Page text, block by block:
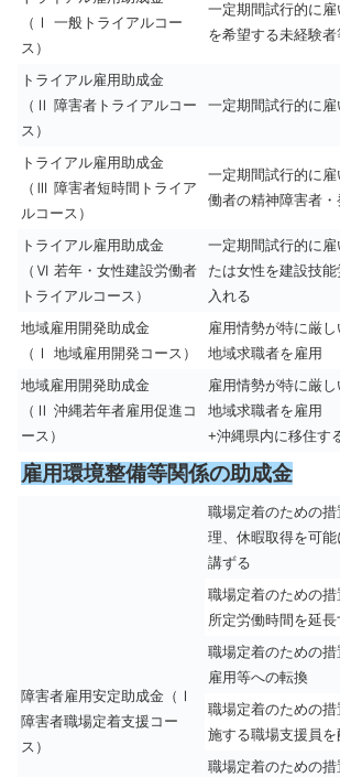
（Ⅰ 一般トライアルコー
ス）
一定期間試行的に
を希望する未経験者
トライアル雇用助成金
（Ⅱ 障害者トライアルコー
ス）
一定期間試行的に
トライアル雇用助成金
（Ⅲ 障害者短時間トライア
ルコース）
一定期間試行的に
働者の精神障害者
トライアル雇用助成金
（Ⅵ 若年・女性建設労働者
トライアルコース）
一定期間試行的に
たは女性を建設技
入れる
地域雇用開発助成金
（Ⅰ 地域雇用開発コース）
雇用情勢が特に厳
地域求職者を雇用
地域雇用開発助成金
（Ⅱ 沖縄若年者雇用促進コ
ース）
雇用情勢が特に厳
地域求職者を雇用
+沖縄県内に移住す
雇用環境整備等関係の助成金
障害者雇用安定助成金（Ⅰ
障害者職場定着支援コー
ス）
職場定着のための
理、休暇取得を可
講ずる
職場定着のための
所定労働時間を延長
職場定着のための
雇用等への転換
職場定着のための
施する職場支援員を
職場定着のための